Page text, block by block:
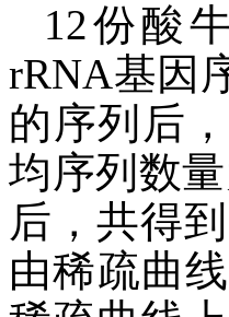
12份酸
rRNA基因
的序列后
均序列数
后，共得
由稀疏曲